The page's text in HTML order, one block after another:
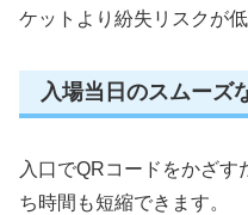
ケットより紛失リスクが低
入場当日のスムーズ
入口でQRコードをかざ
ち時間も短縮できます。